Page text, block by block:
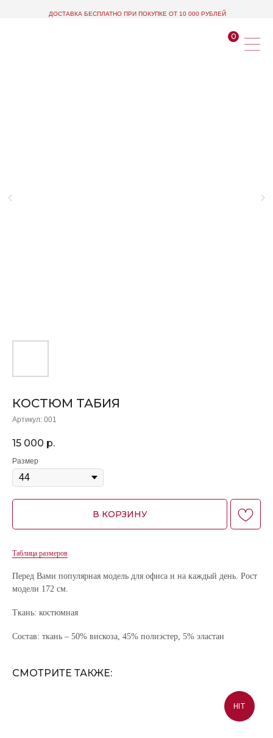
ДОСТАВКА БЕСПЛАТНО ПРИ ПОКУПКЕ ОТ 10 000 РУБЛЕЙ
0
КОСТЮМ ТАБИЯ
Артикул: 001
15 000 р.
Размер
В КОРЗИНУ
Таблица размеров
Перед Вами популярная модель для офиса и на каждый день. Рост
модели 172 см.
Ткань: костюмная
Состав: ткань – 50% вискоза, 45% полиэстер, 5% эластан
СМОТРИТЕ ТАКЖЕ:
HIT